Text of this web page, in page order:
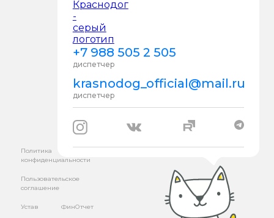
+7 988 505 2 505
диспетчер
krasnodog_official@mail.ru
диспетчер
Политика
конфиденциальности
Пользовательское
соглашение
Устав ФинОтчет